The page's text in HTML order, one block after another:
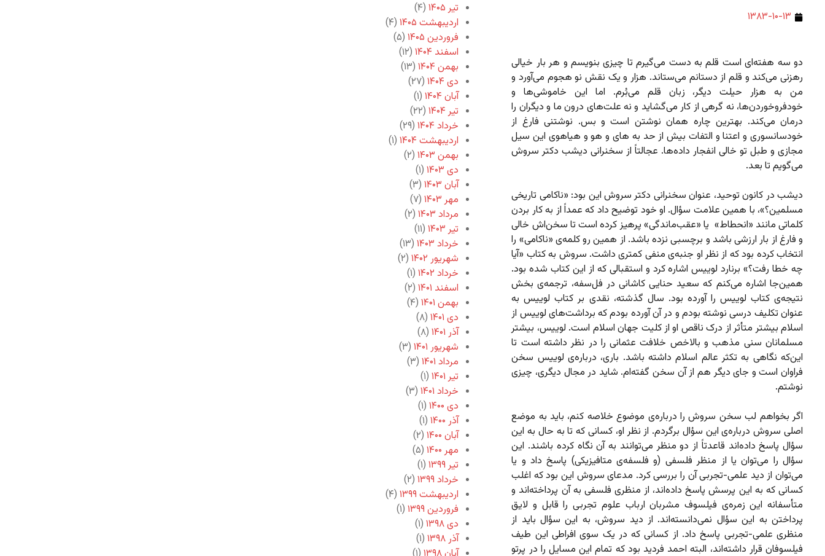
۱۳۸۳-۱۰-۱۳
دو سه هفته‌ای است قلم به دست می‌گیرم تا چیزی بنویسم و هر بار خیالی
رهزنی می‌کند و قلم از دستانم می‌ستاند. هزار و یک نقش نو هجوم می‌آورد و
من به هزار حیلت دیگر، زبان قلم می‌بُرم. اما این خاموشی‌ها و
خودفروخوردن‌ها، نه گرهی از کار می‌گشاید و نه علت‌های درون ما و دیگران را
درمان می‌کند. بهترین چاره همان نوشتن است و بس. نوشتنی فارغ از
خودسانسوری و اعتنا و التفات بیش از حد به های و هو و هیاهوی این سیل
مجازی و طبل تو خالی انفجار داده‌ها. عجالتاً از سخنرانی دیشب دکتر سروش
می‌گویم تا بعد.
دیشب در کانون توحید، عنوان سخنرانی دکتر سروش این بود: «ناکامی تاریخی
مسلمین؟»، با همین علامت سؤال. او خود توضیح داد که عمداً از به کار بردن
کلماتی مانند «انحطاط» یا «عقب‌ماندگی» پرهیز کرده است تا سخن‌اش خالی
و فارغ از بار ارزشی باشد و برچسبی نزده باشد. از همین رو کلمه‌ی «ناکامی‌» را
انتخاب کرده بود که از نظر او جنبه‌ی منفی کمتری داشت. سروش به کتاب «آیا
چه خطا رفت؟» برنارد لوییس اشاره کرد و استقبالی که از این کتاب شده بود.
همین‌جا اشاره می‌کنم که سعید حنایی کاشانی در فل‌سفه، ترجمه‌ی بخش
نتیجه‌ی کتاب لوییس را آورده بود. سال گذشته، نقدی بر کتاب لوییس به
عنوان تکلیف درسی نوشته بودم و در آن آورده بودم که برداشت‌های لوییس از
اسلام بیشتر متأثر از درک ناقص او از کلیت جهان اسلام است. لوییس، بیشتر
مسلمانان سنی مذهب و بالاخص خلافت عثمانی را در نظر داشته است تا
این‌که نگاهی به تکثر عالم اسلام داشته باشد. باری، درباره‌ی لوییس سخن
فراوان است و جای دیگر هم از آن سخن گفته‌ام. شاید در مجال دیگری، چیزی
نوشتم.
اگر بخواهم لب سخن سروش را درباره‌ی موضوع خلاصه کنم، باید به موضع
اصلی سروش درباره‌ی این سؤال برگردم. از نظر او، کسانی که تا به حال به این
سؤال پاسخ داده‌اند قاعدتاً از دو منظر می‌توانند به آن نگاه کرده باشند. این
سؤال را می‌توان یا از منظر فلسفی (و فلسفه‌ی متافیزیکی) پاسخ داد و یا
می‌توان از دید علمی-تجربی آن را بررسی کرد. مدعای سروش این بود که اغلب
کسانی که به این پرسش پاسخ داده‌اند، از منظری فلسفی به آن پرداخته‌اند و
متأسفانه‌ این زمره‌ی فیلسوف مشربان ارباب علوم تجربی را قابل و لایق
پرداختن به این سؤال نمی‌دانسته‌اند. از دید سروش، به این سؤال باید از
منظری علمی-تجربی پاسخ داد. از کسانی که در یک سوی افراطی این طیف
فیلسوفان قرار داشته‌اند، البته احمد فردید بود که تمام این مسایل را در پرتو
تیر ۱۴۰۵
(۴)
اردیبهشت ۱۴۰۵
(۴)
فروردین ۱۴۰۵
(۵)
اسفند ۱۴۰۴
(۱۲)
بهمن ۱۴۰۴
(۱۳)
دی ۱۴۰۴
(۲۷)
آبان ۱۴۰۴
(۱)
تیر ۱۴۰۴
(۲۲)
خرداد ۱۴۰۴
(۲۹)
اردیبهشت ۱۴۰۴
(۱)
بهمن ۱۴۰۳
(۲)
دی ۱۴۰۳
(۱)
آبان ۱۴۰۳
(۳)
مهر ۱۴۰۳
(۷)
مرداد ۱۴۰۳
(۲)
تیر ۱۴۰۳
(۱۱)
خرداد ۱۴۰۳
(۱۳)
شهریور ۱۴۰۲
(۲)
خرداد ۱۴۰۲
(۱)
اسفند ۱۴۰۱
(۲)
بهمن ۱۴۰۱
(۴)
دی ۱۴۰۱
(۸)
آذر ۱۴۰۱
(۸)
شهریور ۱۴۰۱
(۳)
مرداد ۱۴۰۱
(۳)
تیر ۱۴۰۱
(۱)
خرداد ۱۴۰۱
(۳)
دی ۱۴۰۰
(۱)
آذر ۱۴۰۰
(۱)
آبان ۱۴۰۰
(۲)
مهر ۱۴۰۰
(۵)
تیر ۱۳۹۹
(۱)
خرداد ۱۳۹۹
(۲)
اردیبهشت ۱۳۹۹
(۴)
فروردین ۱۳۹۹
(۱)
دی ۱۳۹۸
(۱)
آذر ۱۳۹۸
(۱)